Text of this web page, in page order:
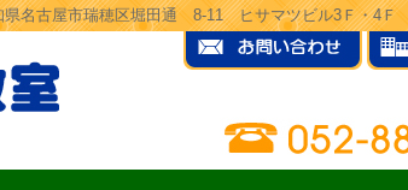
名古屋市瑞穂区堀田通 8-11 ヒサマツビル3Ｆ・4